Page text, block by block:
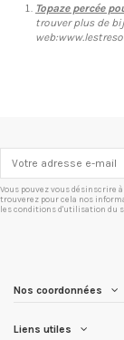
Topaze percée
trouver plus de
Vous pouvez vous désinscrire
trouverez pour cela nos
les conditions d'utilisation du
Nos coordonnées
Liens utiles